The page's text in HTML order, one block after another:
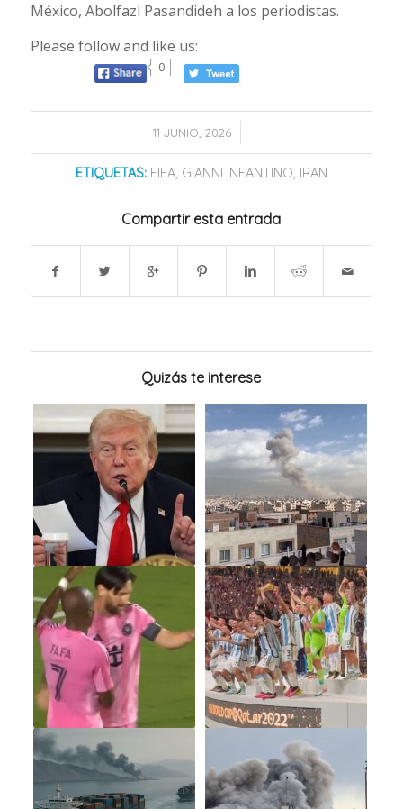
México, Abolfazl Pasandideh a los periodistas.
Please follow and like us:
0
11 JUNIO, 2026
/
ETIQUETAS: FIFA, GIANNI INFANTINO, IRAN
Compartir esta entrada
Quizás te interese